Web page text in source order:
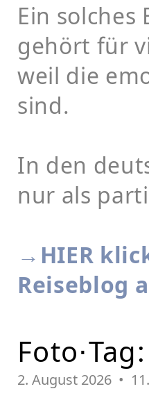
Ein
gehört für
weil die
sind.
In den
nur als
→HIER
Reiseblog
2. August 2026 •